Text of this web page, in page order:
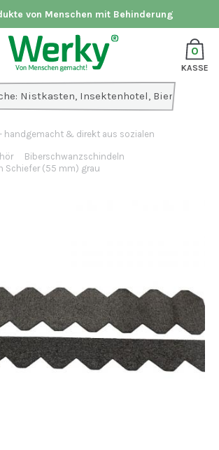
von Menschen mit Behinderung
0
KASSE
handgemacht & direkt aus sozialen
Biberschwanzschindeln
Schiefer (55 mm) grau